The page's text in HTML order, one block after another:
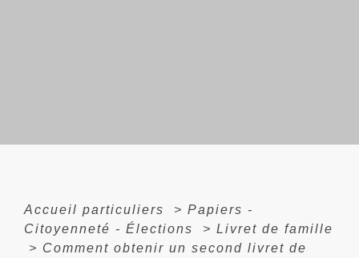
Accueil particuliers > Papiers -
Citoyenneté - Élections
> Livret de famille
> Comment obtenir un second livret de